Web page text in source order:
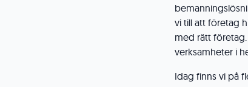
vi till att företag
med rätt
verksamheter i
Idag finns vi på